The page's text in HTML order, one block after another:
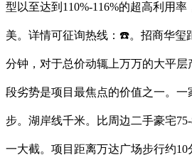
型以至达到110%-116%的超高利用
美。详情可征询热线：☎️。招商华玺
分钟，对于总价动辄上万万的大平
段劣势是项目最焦点的价值之一。一
步。湖岸线千米。比周边二手豪宅
一大截。项目距离万达广场步行约